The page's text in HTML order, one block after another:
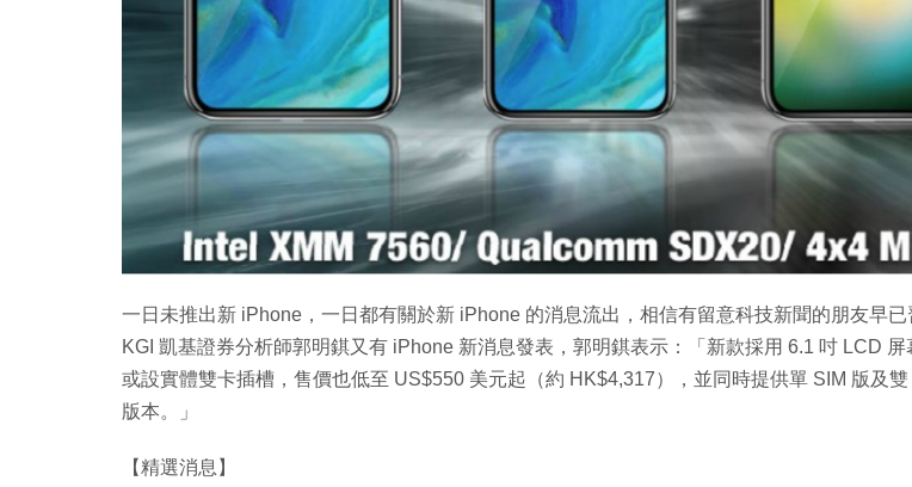
一日未推出新 iPhone，一日都有關於新 iPhone 的消息流出，相信有留意科技新聞的朋友早已
KGI 凱基證券分析師郭明錤又有 iPhone 新消息發表，郭明錤表示：「新款採用 6.1 吋 LCD
或設實體雙卡插槽，售價也低至 US$550 美元起（約 HK$4,317），並同時提供單 SIM 版及雙
版本。」
【精選消息】